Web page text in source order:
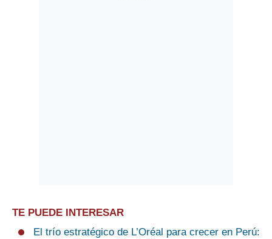
TE PUEDE INTERESAR
El trío estratégico de L’Oréal para crecer en Perú: